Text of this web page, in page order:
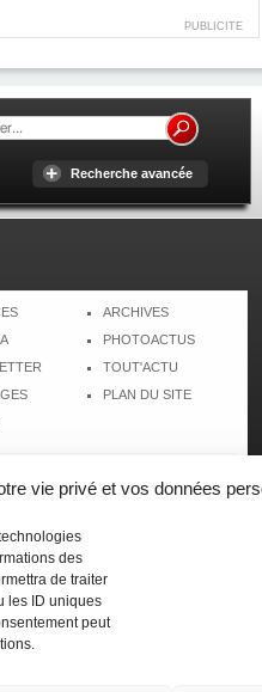
vie privé et vos données
des
de traiter
les ID uniques
peut
PUBLICITE
Recherche avancée
ARCHIVES
PHOTOACTUS
TOUT'ACTU
PLAN DU SITE